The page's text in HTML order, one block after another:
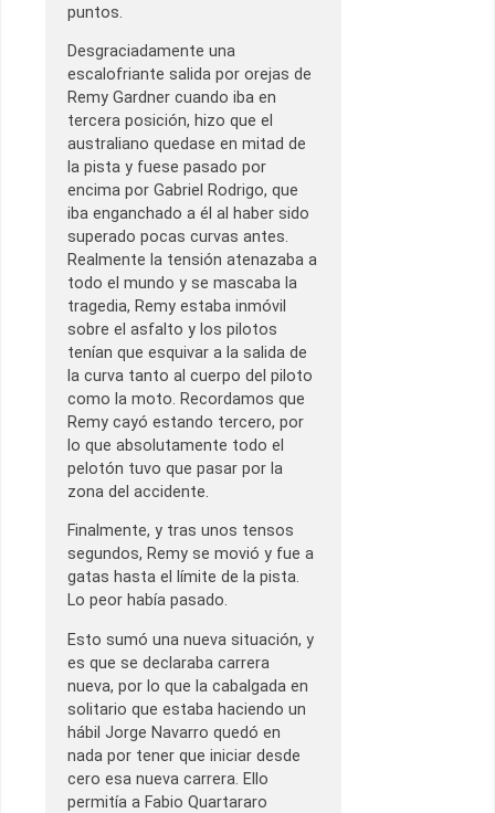
puntos.
Desgraciadamente una
escalofriante salida por orejas de
Remy Gardner cuando iba en
tercera posición, hizo que el
australiano quedase en mitad de
la pista y fuese pasado por
encima por Gabriel Rodrigo, que
iba enganchado a él al haber sido
superado pocas curvas antes.
Realmente la tensión atenazaba a
todo el mundo y se mascaba la
tragedia, Remy estaba inmóvil
sobre el asfalto y los pilotos
tenían que esquivar a la salida de
la curva tanto al cuerpo del piloto
como la moto. Recordamos que
Remy cayó estando tercero, por
lo que absolutamente todo el
pelotón tuvo que pasar por la
zona del accidente.
Finalmente, y tras unos tensos
segundos, Remy se movió y fue a
gatas hasta el límite de la pista.
Lo peor había pasado.
Esto sumó una nueva situación, y
es que se declaraba carrera
nueva, por lo que la cabalgada en
solitario que estaba haciendo un
hábil Jorge Navarro quedó en
nada por tener que iniciar desde
cero esa nueva carrera. Ello
permitía a Fabio Quartararo